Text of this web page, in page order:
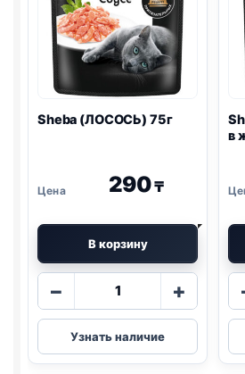
Sheba (ЛОСОСЬ) 75г
290₸
В корзину
−
Количество
Sheba
(ЛОСОСЬ)
75г
+
Узнать наличие
в